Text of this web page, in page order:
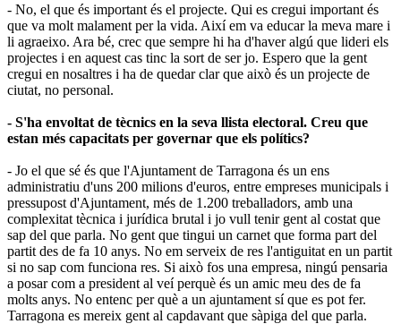
- No, el que és important és el projecte. Qui es cregui important és
que va molt malament per la vida. Així em va educar la meva mare i
li agraeixo. Ara bé, crec que sempre hi ha d'haver algú que lideri els
projectes i en aquest cas tinc la sort de ser jo. Espero que la gent
cregui en nosaltres i ha de quedar clar que això és un projecte de
ciutat, no personal.
- S'ha envoltat de tècnics en la seva llista electoral. Creu que
estan més capacitats per governar que els polítics?
- Jo el que sé és que l'Ajuntament de Tarragona és un ens
administratiu d'uns 200 milions d'euros, entre empreses municipals i
pressupost d'Ajuntament, més de 1.200 treballadors, amb una
complexitat tècnica i jurídica brutal i jo vull tenir gent al costat que
sap del que parla. No gent que tingui un carnet que forma part del
partit des de fa 10 anys. No em serveix de res l'antiguitat en un partit
si no sap com funciona res. Si això fos una empresa, ningú pensaria
a posar com a president al veí perquè és un amic meu des de fa
molts anys. No entenc per què a un ajuntament sí que es pot fer.
Tarragona es mereix gent al capdavant que sàpiga del que parla.